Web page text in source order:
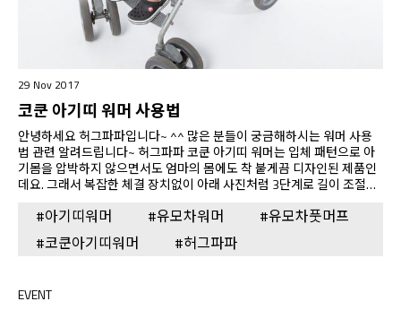
29 Nov 2017
코쿤 아기띠 워머 사용법
안녕하세요 허그파파입니다~ ^^ 많은 분들이 궁금해하시는 워머 사용
법 관련 알려드립니다~ 허그파파 코쿤 아기띠 워머는 입체 패턴으로 아
기몸을 압박하지 않으면서도 엄마의 몸에도 착 붙게끔 디자인된 제품인
데요. 그래서 복잡한 체결 장치없이 아래 사진처럼 3단계로 길이 조절을
수 있게끔 만들어져 있습니다. ^^ 이렇게 워머 좌우에 연결끈이 있고, 워
머 안쪽에 스냅 버튼(숫놈)이 붙어 있습니다. 원하는 간격에 맞게 워머 연
결끈의 스냅 버튼을 워머 안쪽의 스냅 버튼(숫놈)과 체결해주면 끝~ 좀
됩니다~^^ 허그파파 아기띠를 사용 중이시거나, 내경이 5mm인…
#아기띠워머 #유모차워머
#유모차풋머프
#코쿤아기띠워머
#허그파파
EVENT